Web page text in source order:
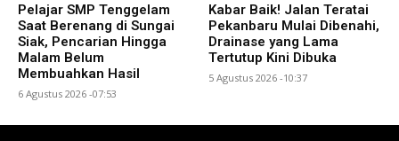
Pelajar SMP Tenggelam
Saat Berenang di Sungai
Siak, Pencarian Hingga
Malam Belum
Membuahkan Hasil
6 Agustus 2026 -07:53
Kabar Baik! Jalan Teratai
Pekanbaru Mulai Dibenahi,
Drainase yang Lama
Tertutup Kini Dibuka
5 Agustus 2026 -10:37